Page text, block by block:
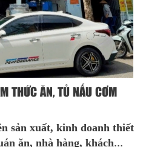
THỨC ĂN, TỦ NẤU CƠM
sản xuất, kinh doanh thiết
ăn, nhà hàng, khách